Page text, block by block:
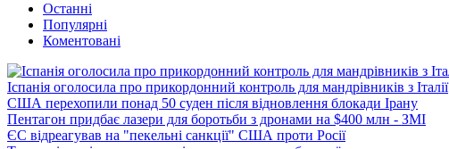
Останні
Популярні
Коментовані
Іспанія оголосила про прикордонний контроль для мандрівників з Італії
США перехопили понад 50 суден після відновлення блокади Ірану
Пентагон придбає лазери для боротьби з дронами на $400 млн - ЗМІ
ЄС відреагував на "пекельні санкції" США проти Росії